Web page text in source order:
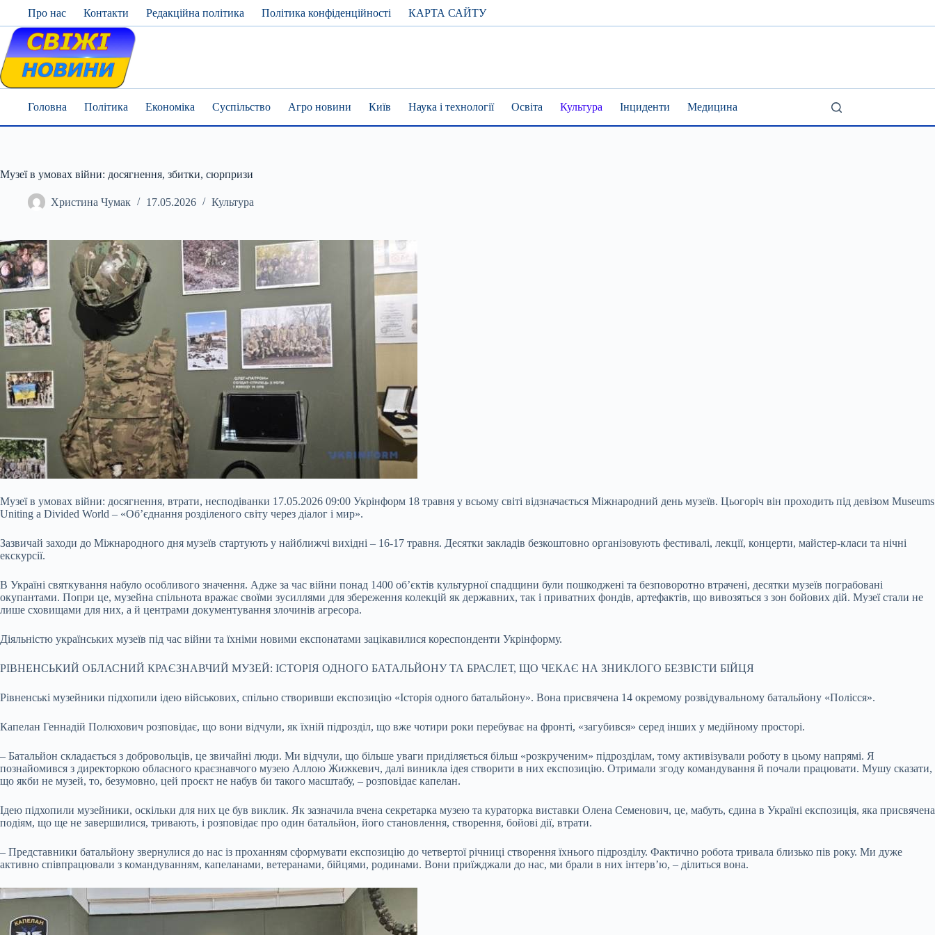
content
Про нас Контакти Редакційна політика Політика конфіденційності КАРТА САЙТУ
Головна Політика Економіка Суспільство Агро новини Київ Наука і технології Освіта Культура Інциденти Медицина
Музеї в умовах війни: досягнення, збитки, сюрпризи
Христина Чумак 17.05.2026 Культура
Музеї в умовах війни: досягнення, втрати, несподіванки 17.05.2026 09:00 Укрінформ 18 травня у всьому світі відзначається Міжнародний день музеїв. Цьогоріч він проходить під девізом Museums
Uniting a Divided World – «Об’єднання розділеного світу через діалог і мир».
Зазвичай заходи до Міжнародного дня музеїв стартують у найближчі вихідні – 16-17 травня. Десятки закладів безкоштовно організовують фестивалі, лекції, концерти, майстер-класи та нічні
екскурсії.
В Україні святкування набуло особливого значення. Адже за час війни понад 1400 об’єктів культурної спадщини були пошкоджені та безповоротно втрачені, десятки музеїв пограбовані
окупантами. Попри це, музейна спільнота вражає своїми зусиллями для збереження колекцій як державних, так і приватних фондів, артефактів, що вивозяться з зон бойових дій. Музеї стали не
лише сховищами для них, а й центрами документування злочинів агресора.
Діяльністю українських музеїв під час війни та їхніми новими експонатами зацікавилися кореспонденти Укрінформу.
РІВНЕНСЬКИЙ ОБЛАСНИЙ КРАЄЗНАВЧИЙ МУЗЕЙ: ІСТОРІЯ ОДНОГО БАТАЛЬЙОНУ ТА БРАСЛЕТ, ЩО ЧЕКАЄ НА ЗНИКЛОГО БЕЗВІСТИ БІЙЦЯ
Рівненські музейники підхопили ідею військових, спільно створивши експозицію «Історія одного батальйону». Вона присвячена 14 окремому розвідувальному батальйону «Полісся».
Капелан Геннадій Полюхович розповідає, що вони відчули, як їхній підрозділ, що вже чотири роки перебуває на фронті, «загубився» серед інших у медійному просторі.
– Батальйон складається з добровольців, це звичайні люди. Ми відчули, що більше уваги приділяється більш «розкрученим» підрозділам, тому активізували роботу в цьому напрямі. Я
познайомився з директоркою обласного краєзнавчого музею Аллою Жижкевич, далі виникла ідея створити в них експозицію. Отримали згоду командування й почали працювати. Мушу сказати,
що якби не музей, то, безумовно, цей проєкт не набув би такого масштабу, – розповідає капелан.
Ідею підхопили музейники, оскільки для них це був виклик. Як зазначила вчена секретарка музею та кураторка виставки Олена Семенович, це, мабуть, єдина в Україні експозиція, яка присвячена
подіям, що ще не завершилися, тривають, і розповідає про один батальйон, його становлення, створення, бойові дії, втрати.
– Представники батальйону звернулися до нас із проханням сформувати експозицію до четвертої річниці створення їхнього підрозділу. Фактично робота тривала близько пів року. Ми дуже
активно співпрацювали з командуванням, капеланами, ветеранами, бійцями, родинами. Вони приїжджали до нас, ми брали в них інтерв’ю, – ділиться вона.